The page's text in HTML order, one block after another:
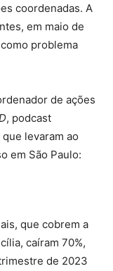
coordenadas. A
em maio de
problema
de ações
, podcast
levaram ao
em São Paulo:
que cobrem a
caíram 70%,
de 2023